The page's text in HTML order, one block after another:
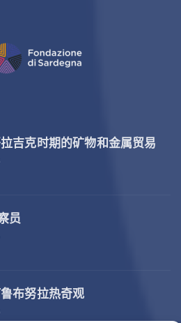
吉克时期的矿物和金属贸易
员
布努拉热奇观